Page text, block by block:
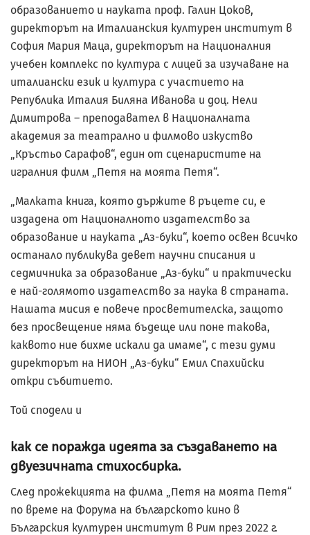
образованието и науката проф. Галин Цоков,
директорът на Италианския културен институт в
София Мария Маца, директорът на Националния
учебен комплекс по култура с лицей за изучаване на
италиански език и култура с участието на
Република Италия Биляна Иванова и доц. Нели
Димитрова – преподавател в Националната
академия за театрално и филмово изкуство
„Кръстьо Сарафов“, един от сценаристите на
игралния филм „Петя на моята Петя“.
„Малката книга, която държите в ръцете си, е
издадена от Националното издателство за
образование и науката „Аз-буки“, което освен всичко
останало публикува девет научни списания и
седмичника за образование „Аз-буки“ и практически
е най-голямото издателство за наука в страната.
Нашата мисия е повече просветителска, защото
без просвещение няма бъдеще или поне такова,
каквото ние бихме искали да имаме“, с тези думи
директорът на НИОН „Аз-буки“ Емил Спахийски
откри събитието.
Той сподели и
как се поражда идеята за създаването на
двуезичната стихосбирка.
След прожекцията на филма „Петя на моята Петя“
по време на Форума на българското кино в
Българския културен институт в Рим през 2022 г.